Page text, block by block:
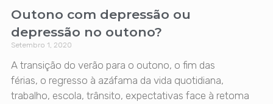
Outono com depressão ou
depressão no outono?
Setembro 1, 2020
A transição do verão para o outono, o fim das
férias, o regresso à azáfama da vida quotidiana,
trabalho, escola, trânsito, expectativas face à retoma